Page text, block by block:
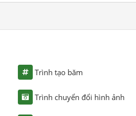
Trình tạo băm
Trình chuyển đổi hình ảnh